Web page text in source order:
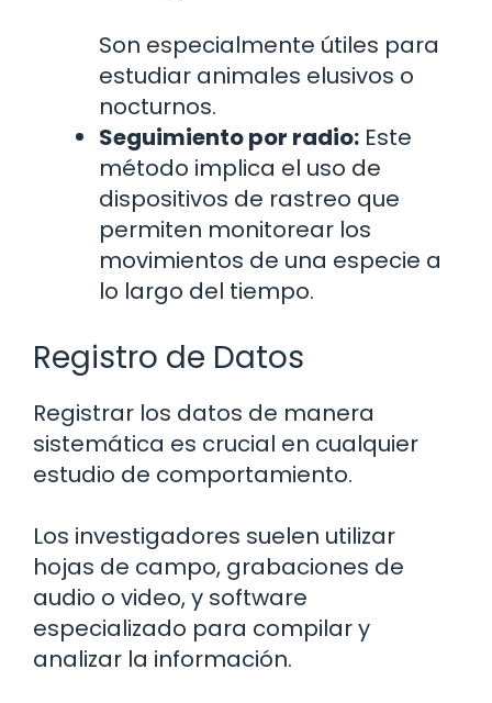
Son especialmente útiles para
estudiar animales elusivos o
nocturnos.
Seguimiento por radio: Este
método implica el uso de
dispositivos de rastreo que
permiten monitorear los
movimientos de una especie a
lo largo del tiempo.
Registro de Datos
Registrar los datos de manera
sistemática es crucial en cualquier
estudio de comportamiento.
Los investigadores suelen utilizar
hojas de campo, grabaciones de
audio o video, y software
especializado para compilar y
analizar la información.